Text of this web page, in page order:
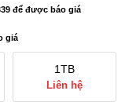
để được báo giá
giá
1TB
Liên hệ